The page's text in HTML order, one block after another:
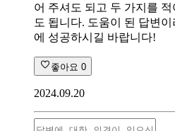
어 주셔도 되고 두 가지를
도 됩니다. 도움이 된 답변
에 성공하시길 바랍니다!
좋아요 0
2024.09.20